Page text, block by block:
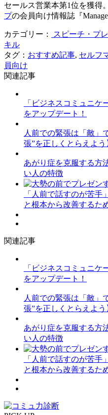
セールス営業本第1位を獲得。
プの会員向け情報誌『
カテゴリー：
スピーチ・プ
キル
タグ： おすすめ記事, セルフ
員向け
関連記事
「ビジネスコミュニケ
をアップデート！
人前での緊張は「敵」
張”を正しくとらえよう
あがり症を克服する方
い人の特徴
「人前で話すのが苦手
と根本から改善するた
関連記事
「ビジネスコミュニケ
をアップデート！
人前での緊張は「敵」
張”を正しくとらえよう
あがり症を克服する方
い人の特徴
「人前で話すのが苦手
と根本から改善するた